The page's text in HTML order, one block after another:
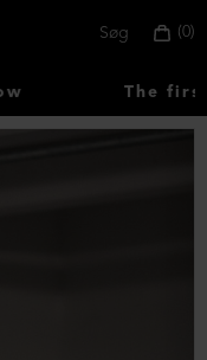
0
Søg
The first